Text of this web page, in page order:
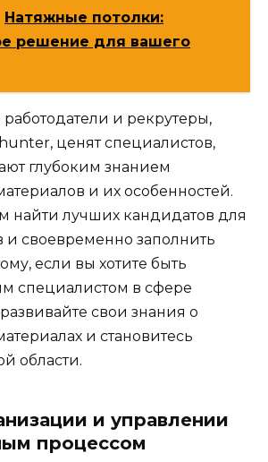
Натяжные потолки:
решение для вашего
и рекрутеры,
ценят специалистов,
глубоким знанием
и их особенностей.
найти лучших кандидатов для
и своевременно заполнить
если вы хотите быть
специалистом в сфере
свои знания о
и становитесь
области.
и управлении
процессом